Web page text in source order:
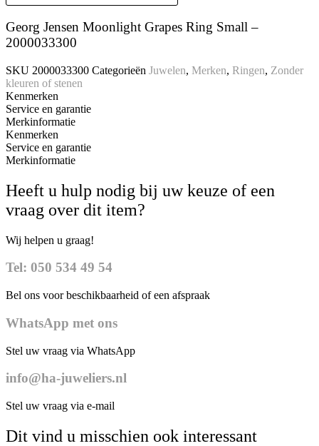
Georg Jensen Moonlight Grapes Ring Small –
2000033300
SKU 2000033300 Categorieën Juwelen, Merken, Ringen, Zonder
kleuren of stenen
Kenmerken
Service en garantie
Merkinformatie
Kenmerken
Service en garantie
Merkinformatie
Heeft u hulp nodig bij uw keuze of een
vraag over dit item?
Wij helpen u graag!
Tel: 050 534 49 54
Bel ons voor beschikbaarheid of een afspraak
WhatsApp met ons
Stel uw vraag via WhatsApp
info@ha-juweliers.nl
Stel uw vraag via e-mail
Dit vind u misschien ook interessant